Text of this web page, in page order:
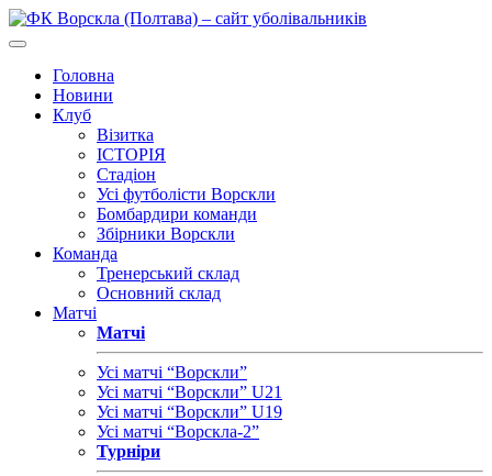
Головна
Новини
Клуб
Візитка
ІСТОРІЯ
Стадіон
Усі футболісти Ворскли
Бомбардири команди
Збірники Ворскли
Команда
Тренерський склад
Основний склад
Матчі
Матчі
Усі матчі “Ворскли”
Усі матчі “Ворскли” U21
Усі матчі “Ворскли” U19
Усі матчі “Ворскла-2”
Турніри